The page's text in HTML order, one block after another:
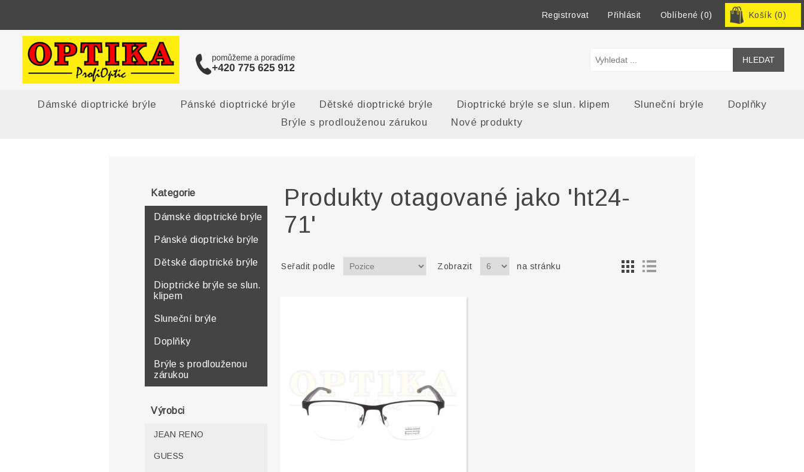
Registrovat Přihlásit Oblíbené (0) Košík (0)
Dámské dioptrické brýle Pánské dioptrické brýle Dětské dioptrické brýle Dioptrické brýle se slun. klipem Sluneční brýle
Doplňky
Brýle s prodlouženou zárukou
Nové produkty
Kategorie
Dámské dioptrické brýle
Pánské dioptrické brýle
Dětské dioptrické brýle
Dioptrické brýle se slun.
klipem
Sluneční brýle
Doplňky
Brýle s prodlouženou
zárukou
Výrobci
JEAN RENO
GUESS
Produkty otagované jako 'ht24-
71'
Seřadit podle Zobrazit na stránku